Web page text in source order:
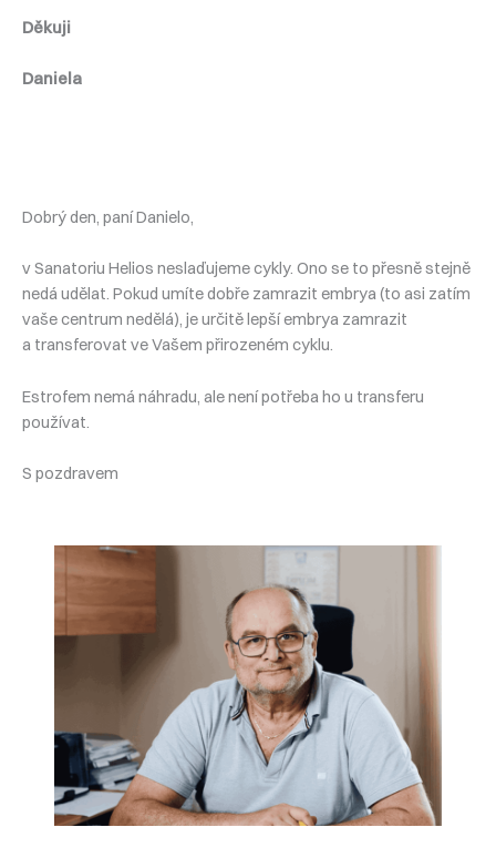
Děkuji
Daniela
Dobrý den, paní Danielo,
v Sanatoriu Helios neslaďujeme cykly. Ono se to přesně stejně
nedá udělat. Pokud umíte dobře zamrazit embrya (to asi zatím
vaše centrum nedělá), je určitě lepší embrya zamrazit
a transferovat ve Vašem přirozeném cyklu.
Estrofem nemá náhradu, ale není potřeba ho u transferu
používat.
S pozdravem